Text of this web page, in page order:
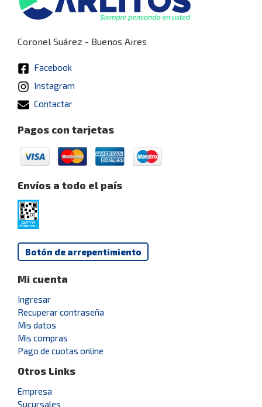
Coronel Suárez - Buenos Aires
Facebook
Instagram
Contactar
Pagos con tarjetas
Envíos a todo el país
Botón de arrepentimiento
Mi cuenta
Ingresar
Recuperar contraseña
Mis datos
Mis compras
Pago de cuotas online
Otros Links
Empresa
Sucursales